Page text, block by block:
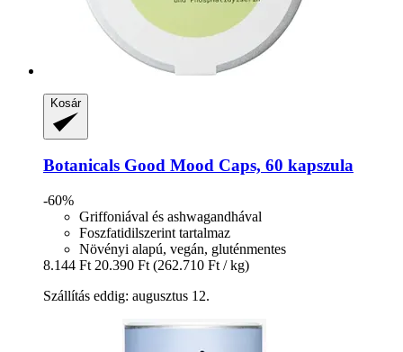
Kosár
Botanicals Good Mood Caps, 60 kapszula
-60%
Griffoniával és ashwagandhával
Foszfatidilszerint tartalmaz
Növényi alapú, vegán, gluténmentes
8.144 Ft 20.390 Ft (262.710 Ft / kg)
Szállítás eddig: augusztus 12.